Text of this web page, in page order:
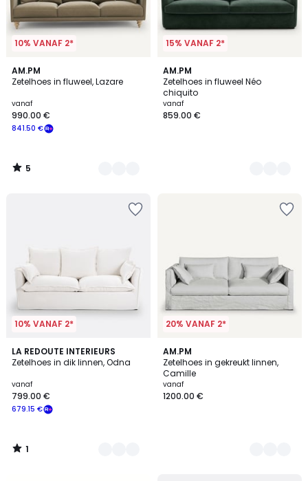
10% VANAF 2*
AM.PM
Zetelhoes in fluweel, Lazare
vanaf
841.50 €
990.00 €
5
/
19
Kleuren
5
/
15% VANAF 2*
AM.PM
Zetelhoes in fluweel Néo
chiquito
vanaf
859.00 €
5
Kleuren
10% VANAF 2*
LA REDOUTE INTERIEURS
Zetelhoes in dik linnen, Odna
vanaf
679.15 €
799.00 €
1
/
2
Kleuren
1
/
20% VANAF 2*
AM.PM
Zetelhoes in gekreukt linnen,
Camille
vanaf
1200.00 €
2
Kleuren